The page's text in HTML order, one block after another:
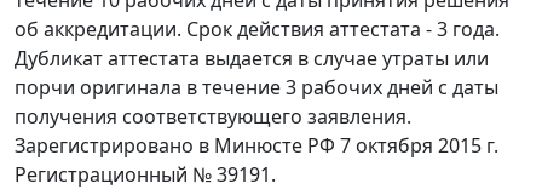
об аккредитации. Срок действия аттестата - 3 года.
Дубликат аттестата выдается в случае утраты или
порчи оригинала в течение 3 рабочих дней с даты
получения соответствующего заявления.
Зарегистрировано в Минюсте РФ 7 октября 2015 г.
Регистрационный № 39191.